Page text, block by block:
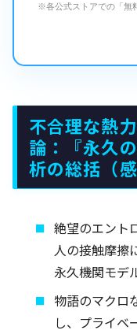
※各公式ストアでの「無
不合理な熱
論：『永久
析の総括（感
絶望のエント
人の接触摩擦
永久機関モデ
物語のマクロ
し、プライベ